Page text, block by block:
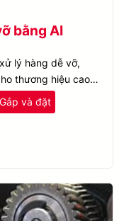
bằng AI
lý hàng dễ vỡ,
thương hiệu cao
Gắp và đặt